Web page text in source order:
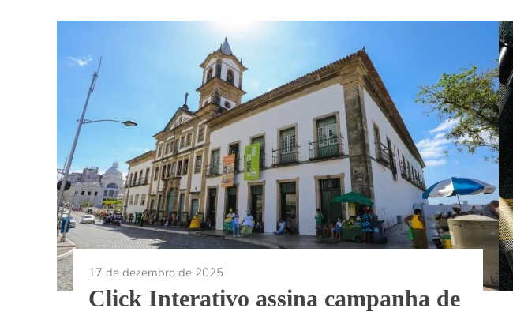
17 de dezembro de 2025
Click Interativo assina campanha de